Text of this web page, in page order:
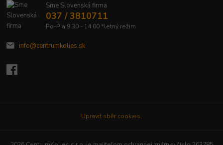
Sme Slovenská firma
037 / 3810711
Po-Pia 9.30 - 14.00 *letný režim
info@centrumkolies.sk
Upravit sběr cookies.